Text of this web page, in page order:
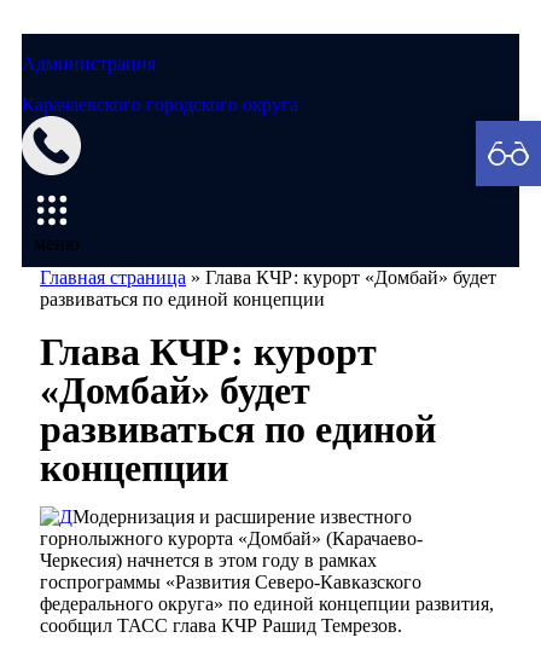
Администрация
Карачаевского городского округа
меню
Главная страница » Глава КЧР: курорт «Домбай» будет
развиваться по единой концепции
Глава КЧР: курорт
«Домбай» будет
развиваться по единой
концепции
Модернизация и расширение известного
горнолыжного курорта «Домбай» (Карачаево-
Черкесия) начнется в этом году в рамках
госпрограммы «Развития Северо-Кавказского
федерального округа» по единой концепции развития,
сообщил ТАСС глава КЧР Рашид Темрезов.
Мэрия